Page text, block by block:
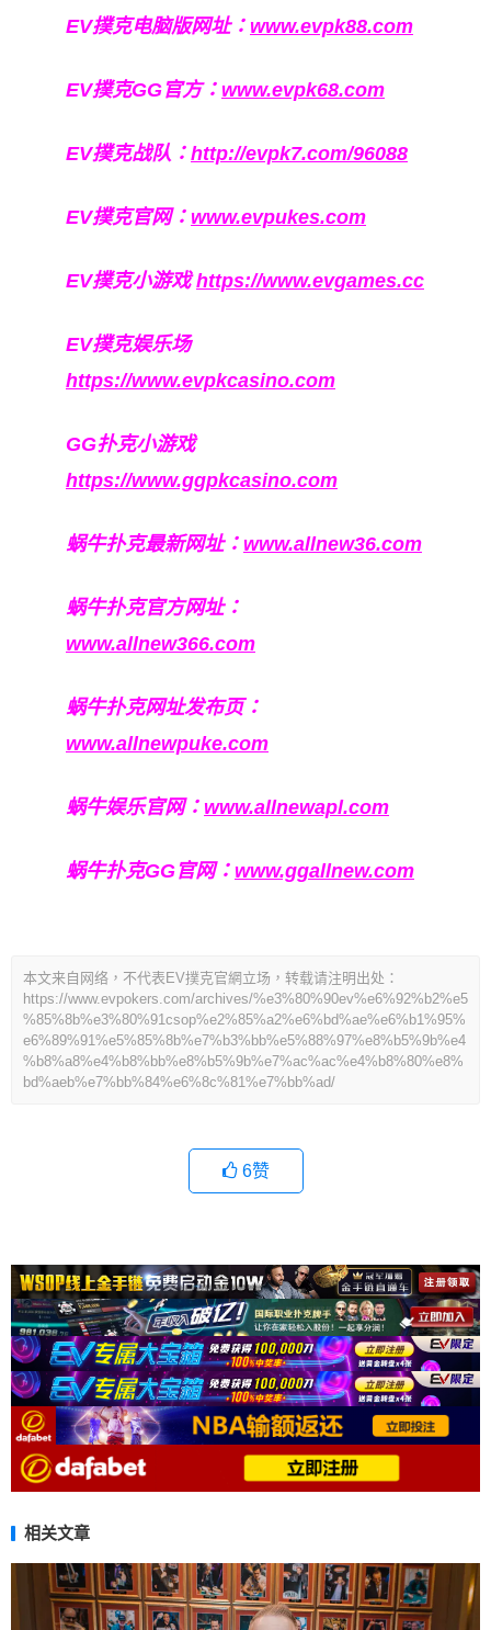
EV撲克电脑版网址： www.evpk88.com
EV撲克GG官方： www.evpk68.com
EV撲克战队： http://evpk7.com/96088
EV撲克官网： www.evpukes.com
EV撲克小游戏https://www.evgames.cc
EV撲克娱乐场
https://www.evpkcasino.com
GG扑克小游戏
https://www.ggpkcasino.com
蜗牛扑克最新网址： www.allnew36.com
蜗牛扑克官方网址：
www.allnew366.com
蜗牛扑克网址发布页：
www.allnewpuke.com
蜗牛娱乐官网： www.allnewapl.com
蜗牛扑克GG官网： www.ggallnew.com
本文来自网络，不代表EV撲克官網立场，转载请注明出处：
https://www.evpokers.com/archives/%e3%80%90ev%e6%92%b2%e5
%85%8b%e3%80%91csop%e2%85%a2%e6%bd%ae%e6%b1%95%
e6%89%91%e5%85%8b%e7%b3%bb%e5%88%97%e8%b5%9b%e4
%b8%a8%e4%b8%bb%e8%b5%9b%e7%ac%ac%e4%b8%80%e8%
bd%aeb%e7%bb%84%e6%8c%81%e7%bb%ad/
6赞
相关文章